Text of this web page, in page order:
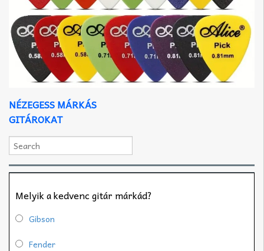
NÉZEGESS MÁRKÁS
GITÁROKAT
Melyik a kedvenc gitár márkád?
Gibson
Fender